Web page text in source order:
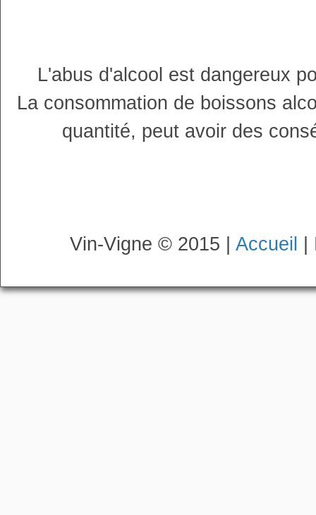
L'abus d'alcool est dangereux
La consommation de boissons
quantité, peut avoir des
Vin-Vigne © 2015 | Accueil